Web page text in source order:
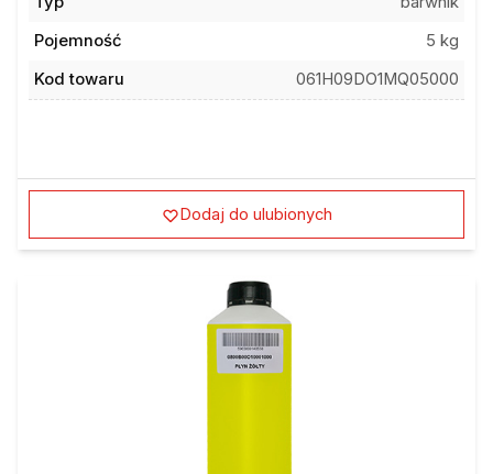
Pojemność
5 kg
Kod towaru
061H09DO1MQ05000
Dodaj do ulubionych